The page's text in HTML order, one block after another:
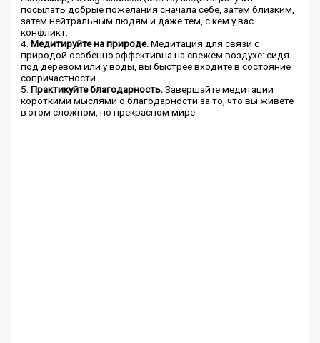
посылать добрые пожелания сначала себе, затем близким,
затем нейтральным людям и даже тем, с кем у вас
конфликт.
4.Медитируйте на природе.Медитация для связи с
природой особенно эффективна на свежем воздухе: сидя
под деревом или у воды, вы быстрее входите в состояние
сопричастности.
5.Практикуйте благодарность.Завершайте медитации
короткими мыслями о благодарности за то, что вы живёте
в этом сложном, но прекрасном мире.